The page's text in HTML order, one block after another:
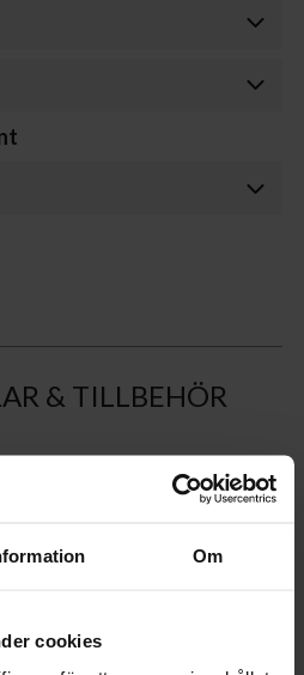
Om
cookies
& TILLBEHÖR